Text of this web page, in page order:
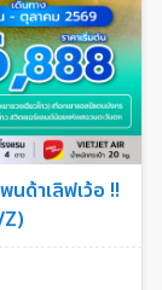
นด้าเลิฟเว้อ !!